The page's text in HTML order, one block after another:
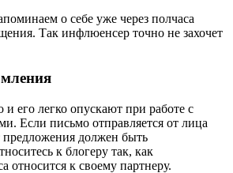
о себе уже через полчаса
Так инфлюенсер точно не захочет
его легко опускают при работе с
Если письмо отправляется от лица
должен быть
к блогеру так, как
относится к своему партнеру.